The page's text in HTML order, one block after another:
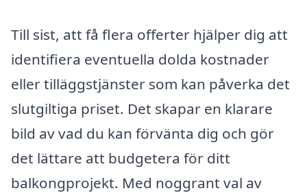
Till sist, att få flera offerter hjälper dig att
identifiera eventuella dolda kostnader
eller tilläggstjänster som kan påverka det
slutgiltiga priset. Det skapar en klarare
bild av vad du kan förvänta dig och gör
det lättare att budgetera för ditt
balkongprojekt. Med noggrant val av